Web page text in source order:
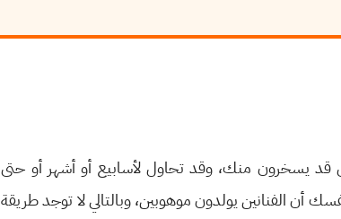
قد يسخرون منك، وقد تحاول لأسابيع أو أشهر أو حتى
الفنانين يولدون موهوبين، وبالتالي لا توجد طريقة